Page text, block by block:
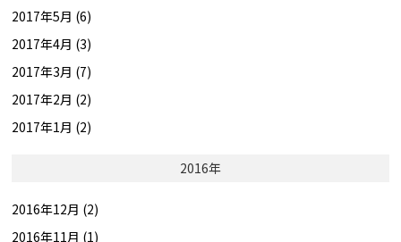
2017年5月 (6)
2017年4月 (3)
2017年3月 (7)
2017年2月 (2)
2017年1月 (2)
2016年
2016年12月 (2)
2016年11月 (1)